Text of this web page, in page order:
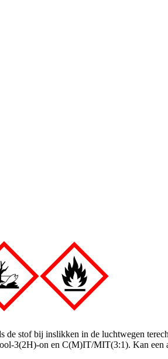
de stof bij inslikken in de luchtwegen
3(2H)-on en C(M)IT/MIT(3:1). Kan een